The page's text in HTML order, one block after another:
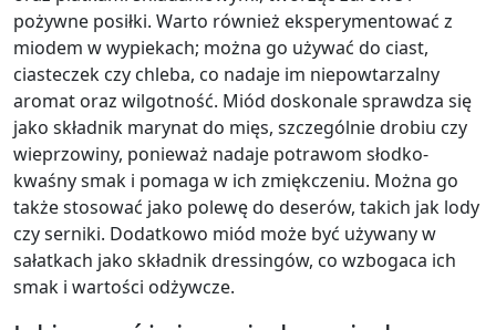
pożywne posiłki. Warto również eksperymentować z
miodem w wypiekach; można go używać do ciast,
ciasteczek czy chleba, co nadaje im niepowtarzalny
aromat oraz wilgotność. Miód doskonale sprawdza się
jako składnik marynat do mięs, szczególnie drobiu czy
wieprzowiny, ponieważ nadaje potrawom słodko-
kwaśny smak i pomaga w ich zmiękczeniu. Można go
także stosować jako polewę do deserów, takich jak lody
czy serniki. Dodatkowo miód może być używany w
sałatkach jako składnik dressingów, co wzbogaca ich
smak i wartości odżywcze.